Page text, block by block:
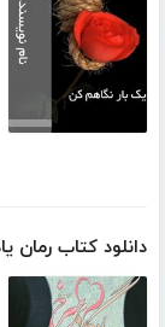
دانلود کتاب رمان